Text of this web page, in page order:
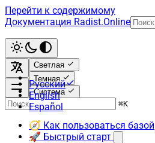
Перейти к содержимому
Документация Radist.Online
Светлая
Темная
Система
Русский
English
Español
⌘K
🧭 Как пользоваться базой
🚀 Быстрый старт